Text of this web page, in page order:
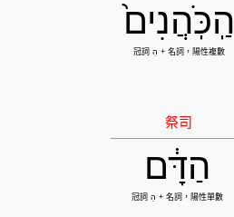
הַֽכֹּֽהֲנִים֙
הַדָּ֔ם